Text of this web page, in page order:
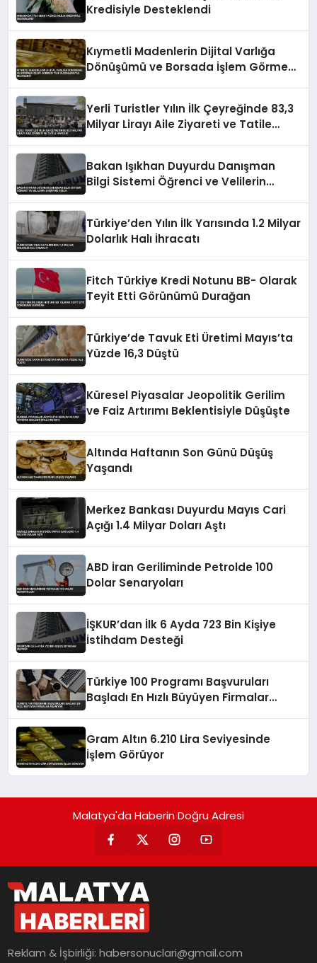
Kredisiyle Desteklendi
Kıymetli Madenlerin Dijital Varlığa
Dönüşümü ve Borsada İşlem Görmesi
Yerli Turistler Yılın İlk Çeyreğinde 83,3
Milyar Lirayı Aile Ziyareti ve Tatile
Bakan Işıkhan Duyurdu Danışman
Bilgi Sistemi Öğrenci ve Velilerin
Türkiye’den Yılın İlk Yarısında 1.2 Milyar
Dolarlık Halı İhracatı
Fitch Türkiye Kredi Notunu BB- Olarak
Teyit Etti Görünümü Durağan
Türkiye’de Tavuk Eti Üretimi Mayıs’ta
Yüzde 16,3 Düştü
Küresel Piyasalar Jeopolitik Gerilim
ve Faiz Artırımı Beklentisiyle Düşüşte
Altında Haftanın Son Günü Düşüş
Yaşandı
Merkez Bankası Duyurdu Mayıs Cari
Açığı 1.4 Milyar Doları Aştı
ABD İran Geriliminde Petrolde 100
Dolar Senaryoları
İŞKUR’dan İlk 6 Ayda 723 Bin Kişiye
İstihdam Desteği
Türkiye 100 Programı Başvuruları
Başladı En Hızlı Büyüyen Firmalar
Gram Altın 6.210 Lira Seviyesinde
İşlem Görüyor
Malatya'da Haberin Doğru Adresi
Reklam & İşbirliği:habersonuclari@gmail.com